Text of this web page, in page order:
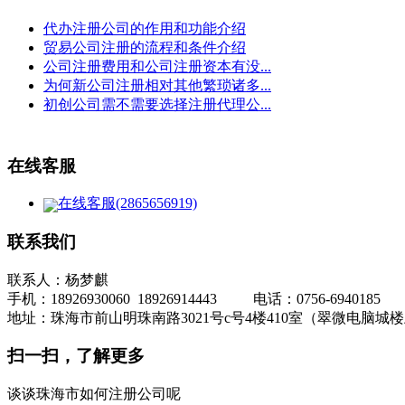
代办注册公司的作用和功能介绍
贸易公司注册的流程和条件介绍
公司注册费用和公司注册资本有没...
为何新公司注册相对其他繁琐诸多...
初创公司需不需要选择注册代理公...
在线客服
在线客服(2865656919)
联系我们
联系人：杨梦麒
手机：18926930060 18926914443 电话：0756-6940185
地址：珠海市前山明珠南路3021号c号4楼410室（翠微电脑城
扫一扫，了解更多
谈谈珠海市如何注册公司呢